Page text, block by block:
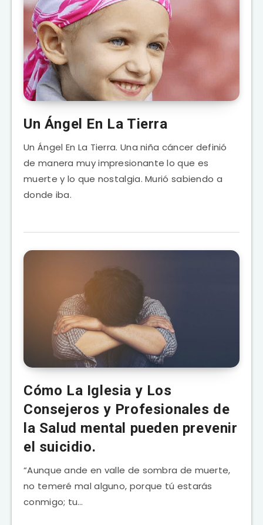
Un Ángel En La Tierra
Un Ángel En La Tierra. Una niña cáncer definió
de manera muy impresionante lo que es
muerte y lo que nostalgia. Murió sabiendo a
donde iba.
Cómo La Iglesia y Los
Consejeros y Profesionales de
la Salud mental pueden prevenir
el suicidio.
“Aunque ande en valle de sombra de muerte,
no temeré mal alguno, porque tú estarás
conmigo; tu…